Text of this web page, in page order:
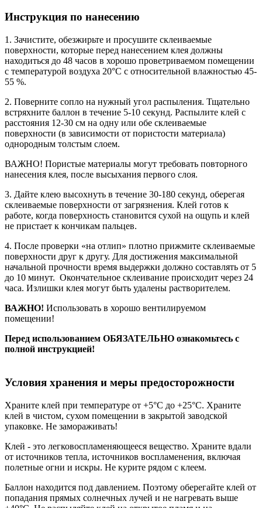
Инструкция по нанесению
1. Зачистите, обезжирьте и просушите склеиваемые
поверхности, которые перед нанесением клея должны
находиться до 48 часов в хорошо проветриваемом помещении
с температурой воздуха 20°C с относительной влажностью 45-
55 %.
2. Поверните сопло на нужный угол распыления. Тщательно
встряхните баллон в течение 5-10 секунд. Распылите клей с
расстояния 12-30 см на одну или обе склеиваемые
поверхности (в зависимости от пористости материала)
однородным толстым слоем.
ВАЖНО! Пористые материалы могут требовать повторного
нанесения клея, после высыхания первого слоя.
3. Дайте клею высохнуть в течение 30-180 секунд, оберегая
склеиваемые поверхности от загрязнения. Клей готов к
работе, когда поверхность становится сухой на ощупь и клей
не пристает к кончикам пальцев.
4. После проверки «на отлип» плотно прижмите склеиваемые
поверхности друг к другу. Для достижения максимальной
начальной прочности время выдержки должно составлять от 5
до 10 минут. Окончательное склеивание происходит через 24
часа. Излишки клея могут быть удалены растворителем.
ВАЖНО! Использовать в хорошо вентилируемом
помещении!
Перед использованием ОБЯЗАТЕЛЬНО ознакомьтесь с
полной инструкцией!
Условия хранения и меры предосторожности
Храните клей при температуре от +5°С до +25°С. Храните
клей в чистом, сухом помещении в закрытой заводской
упаковке. Не замораживать!
Клей - это легковоспламеняющееся вещество. Храните вдали
от источников тепла, источников воспламенения, включая
полетные огни и искры. Не курите рядом с клеем.
Баллон находится под давлением. Поэтому оберегайте клей от
попадания прямых солнечных лучей и не нагревать выше